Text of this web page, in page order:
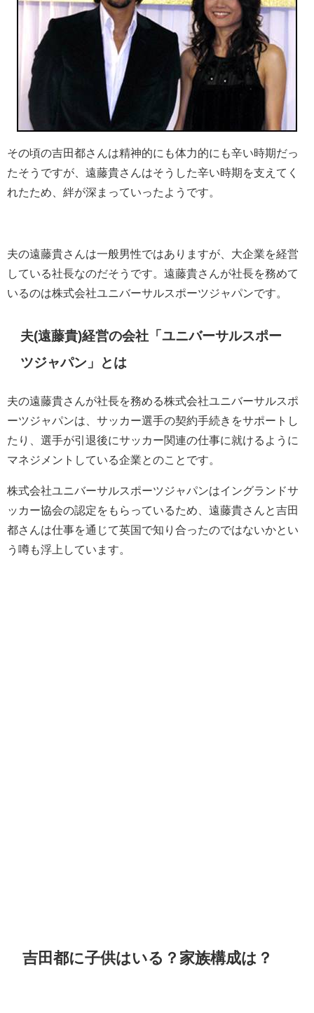
その頃の吉田都さんは精神的にも体力的にも辛い時期だっ
たそうですが、遠藤貴さんはそうした辛い時期を支えてく
れたため、絆が深まっていったようです。
夫の遠藤貴さんは一般男性ではありますが、大企業を経営
している社長なのだそうです。遠藤貴さんが社長を務めて
いるのは株式会社ユニバーサルスポーツジャパンです。
夫(遠藤貴)経営の会社「ユニバーサルスポー
ツジャパン」とは
夫の遠藤貴さんが社長を務める株式会社ユニバーサルスポ
ーツジャパンは、サッカー選手の契約手続きをサポートし
たり、選手が引退後にサッカー関連の仕事に就けるように
マネジメントしている企業とのことです。
株式会社ユニバーサルスポーツジャパンはイングランドサ
ッカー協会の認定をもらっているため、遠藤貴さんと吉田
都さんは仕事を通じて英国で知り合ったのではないかとい
う噂も浮上しています。
吉田都に子供はいる？家族構成は？